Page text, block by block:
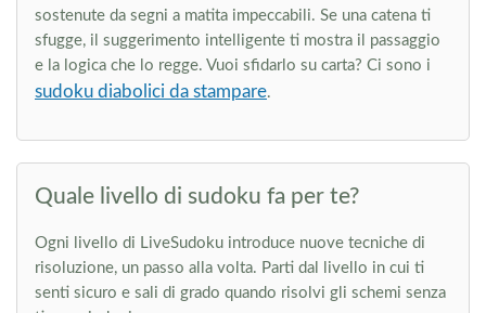
sostenute da segni a matita impeccabili. Se una catena ti
sfugge, il suggerimento intelligente ti mostra il passaggio
e la logica che lo regge. Vuoi sfidarlo su carta? Ci sono i
sudoku diabolici da stampare.
Quale livello di sudoku fa per te?
Ogni livello di LiveSudoku introduce nuove tecniche di
risoluzione, un passo alla volta. Parti dal livello in cui ti
senti sicuro e sali di grado quando risolvi gli schemi senza